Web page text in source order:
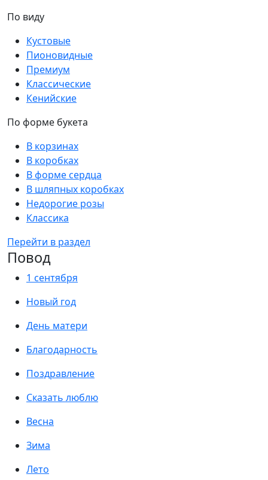
По виду
Кустовые
Пионовидные
Премиум
Классические
Кенийские
По форме букета
В корзинах
В коробках
В форме сердца
В шляпных коробках
Недорогие розы
Классика
Перейти в раздел
Повод
1 сентября
Новый год
День матери
Благодарность
Поздравление
Сказать люблю
Весна
Зима
Лето